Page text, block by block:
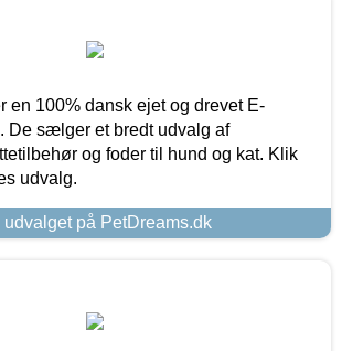
en 100% dansk ejet og drevet E-
De sælger et bredt udvalg af
og foder til hund og kat. Klik
udvalg.
udvalget på PetDreams.dk